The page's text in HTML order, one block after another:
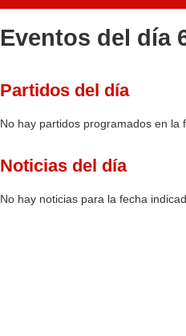
Eventos del día
Partidos del día
No hay partidos programados en la
Noticias del día
No hay noticias para la fecha